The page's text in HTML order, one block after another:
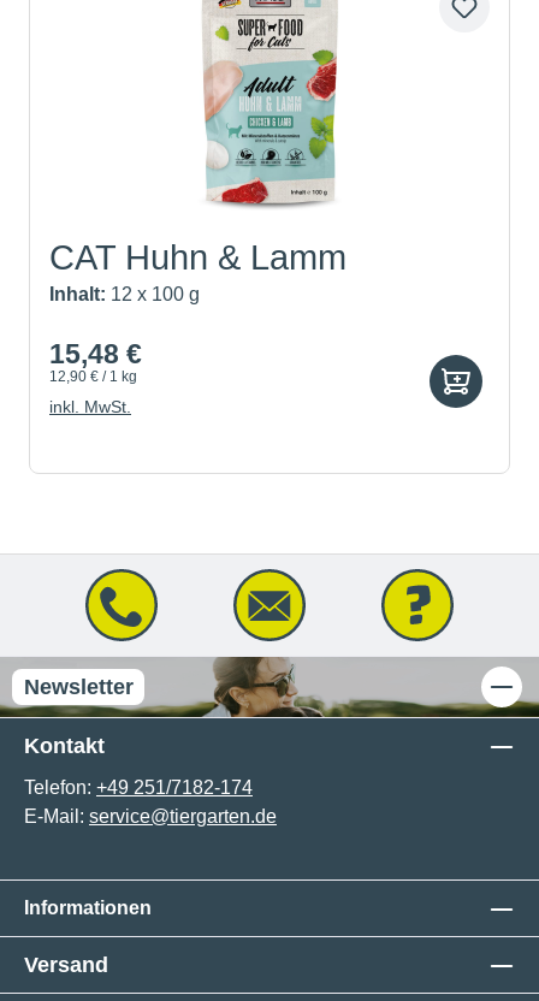
CAT Huhn & Lamm
Inhalt: 12 x 100 g
15,48 €
12,90 € / 1 kg
inkl. MwSt.
Newsletter
Kontakt
Telefon: +49 251/7182-174
E-Mail: service@tiergarten.de
Informationen
Versand